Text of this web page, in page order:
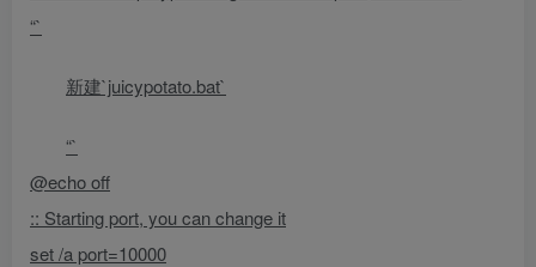
“`
新建`juicypotato.bat`
“`
@echo off
:: Starting port, you can change it
set /a port=10000